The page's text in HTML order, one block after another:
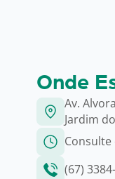
Onde
Av.
Jardim
(67)